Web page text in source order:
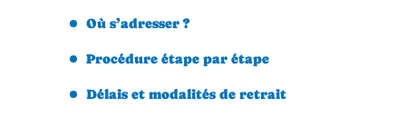
Où s’adresser ?
Procédure étape par étape
Délais et modalités de retrait